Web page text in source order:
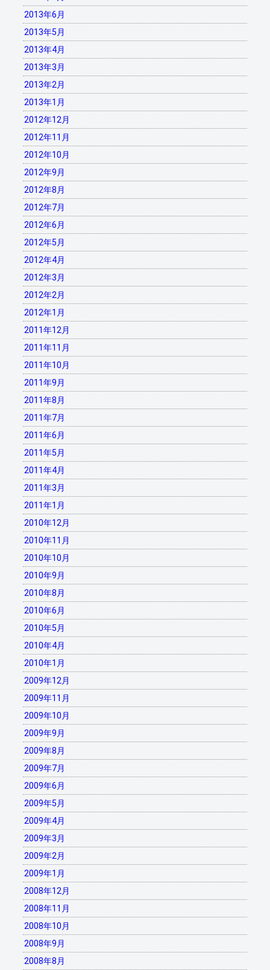
2013年6月
2013年5月
2013年4月
2013年3月
2013年2月
2013年1月
2012年12月
2012年11月
2012年10月
2012年9月
2012年8月
2012年7月
2012年6月
2012年5月
2012年4月
2012年3月
2012年2月
2012年1月
2011年12月
2011年11月
2011年10月
2011年9月
2011年8月
2011年7月
2011年6月
2011年5月
2011年4月
2011年3月
2011年1月
2010年12月
2010年11月
2010年10月
2010年9月
2010年8月
2010年6月
2010年5月
2010年4月
2010年1月
2009年12月
2009年11月
2009年10月
2009年9月
2009年8月
2009年7月
2009年6月
2009年5月
2009年4月
2009年3月
2009年2月
2009年1月
2008年12月
2008年11月
2008年10月
2008年9月
2008年8月